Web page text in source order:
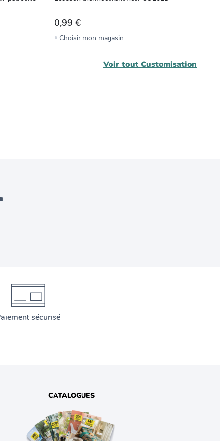
0,99 €
Choisir mon magasin
Voir tout Customisation
sécurisé
CATALOGUES